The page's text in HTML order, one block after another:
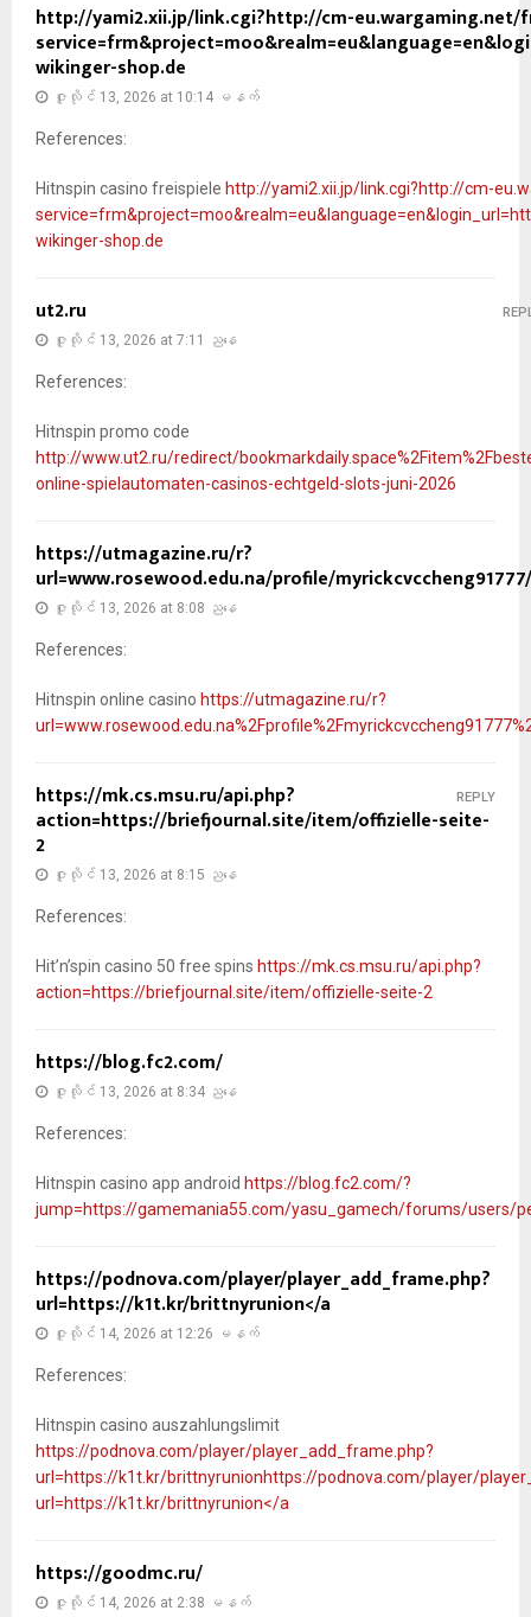
http://yami2.xii.jp/link.cgi?http://cm-eu.wargaming.net/
wikinger-shop.de
ဇူလိုင် 13, 2026 at 10:14 မနက်
References:
Hitnspin casino freispiele http://yami2.xii.jp/link.cgi?http://cm-
wikinger-shop.de
ut2.ru
ဇူလိုင် 13, 2026 at 7:11 ညနေ
References:
Hitnspin promo code
http://www.ut2.ru/redirect/
online-spielautomaten-casinos-echtgeld-slots-juni-2026
https://utmagazine.ru/r?
url=www.rosewood.edu.na/profile/
ဇူလိုင် 13, 2026 at 8:08 ညနေ
References:
Hitnspin online casino https://utmagazine.ru/r?
https://mk.cs.msu.ru/api.php?
action=https://briefjournal.site/item/offizielle-seite-
2
ဇူလိုင် 13, 2026 at 8:15 ညနေ
References:
Hit’n’spin casino 50 free spins https://mk.cs.msu.ru/api.php?
action=https://briefjournal.site/item/offizielle-seite-2
REPLY
https://blog.fc2.com/
ဇူလိုင် 13, 2026 at 8:34 ညနေ
References:
Hitnspin casino app android https://blog.fc2.com/?
jump=https://gamemania55.com/yasu_gamech/forums/users/
https://podnova.com/player/player_add_frame.php?
url=https://k1t.kr/brittnyrunion</a
ဇူလိုင် 14, 2026 at 12:26 မနက်
References:
Hitnspin casino auszahlungslimit
https://podnova.com/player/player_add_frame.php?
url=https://k1t.kr/brittnyrunionhttps://podnova.com/player/
url=https://k1t.kr/brittnyrunion</a
https://goodmc.ru/
ဇူလိုင် 14, 2026 at 2:38 မနက်